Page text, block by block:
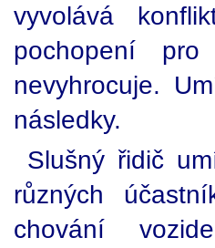
vyvolává
pochopení
nevyhrocuje.
následky.
Slušný řidič
různých
chování